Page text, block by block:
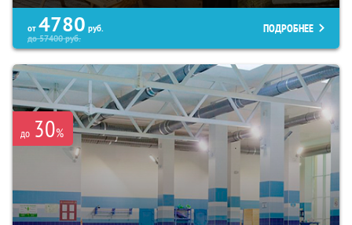
от 4780 руб.
до57400руб.
ПОДРОБНЕЕ
до 30%